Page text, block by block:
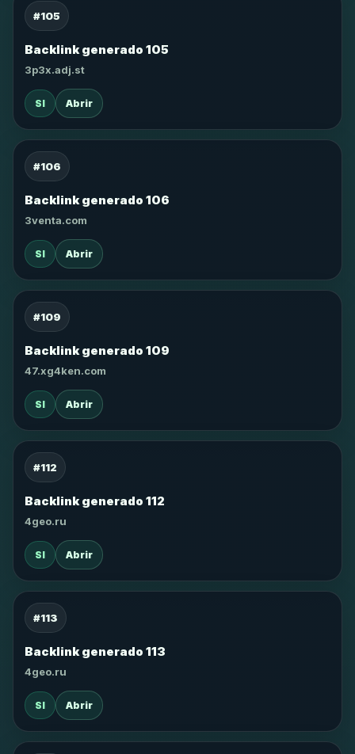
#105
Backlink generado 105
3p3x.adj.st
SI Abrir
#106
Backlink generado 106
3venta.com
SI Abrir
#109
Backlink generado 109
47.xg4ken.com
SI Abrir
#112
Backlink generado 112
4geo.ru
SI Abrir
#113
Backlink generado 113
4geo.ru
SI Abrir